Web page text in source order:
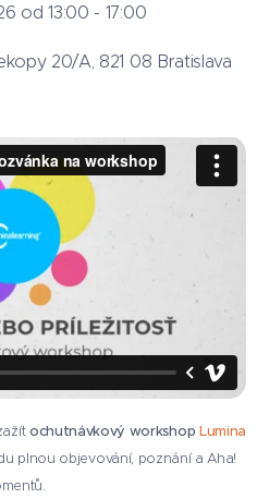
od 13:00 - 17:00
20/A, 821 08 Bratislava
ochutnávkový workshop Lumina
plnou objevování, poznání a Aha!